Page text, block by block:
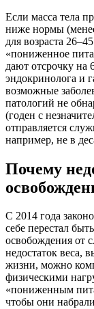
Если масса тела
ниже нормы
для возраста
«пониженное
дают отсрочку на
эндокринолога и
возможные
патологий не
(годен с
отправляется
например, не в
Почему
С 2014 года
себе перестал
освобождения от
недостаток веса,
жизни, можно
физическими
«пониженным
чтобы они